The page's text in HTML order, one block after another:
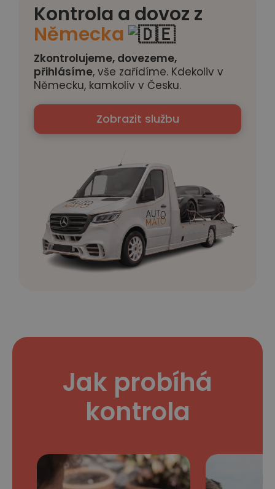
Kontrola a dovoz z
Německa
Zkontrolujeme, dovezeme,
přihlásíme, vše zařídíme. Kdekoliv v
Německu, kamkoliv v Česku.
Zobrazit službu
Jak probíhá
kontrola